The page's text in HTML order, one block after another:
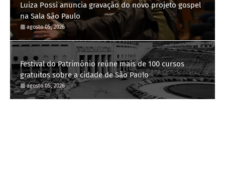
Luiza Possi anuncia gravação do novo projeto gospel
na Sala São Paulo
agosto 05, 2026
Festival do Patrimônio reúne mais de 100 cursos
gratuitos sobre a cidade de São Paulo
agosto 05, 2026